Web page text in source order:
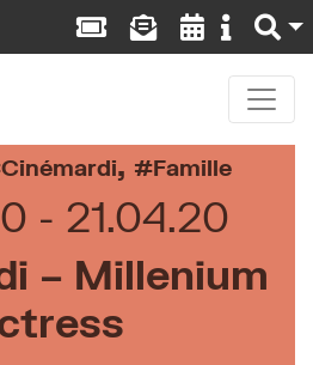
Cinémardi, Famille
21.04.20
– Millenium